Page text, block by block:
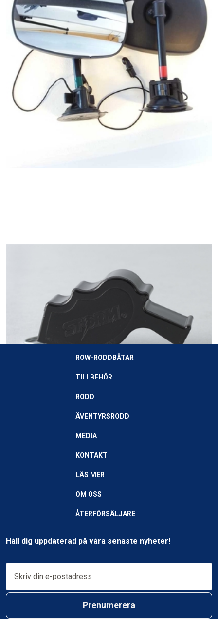
MER INFO
ROW-RODDBÅTAR
TILLBEHÖR
RODD
ÄVENTYRSRODD
MEDIA
KONTAKT
LÄS MER
OM OSS
ÅTERFÖRSÄLJARE
Håll dig uppdaterad på våra senaste nyheter!
Prenumerera